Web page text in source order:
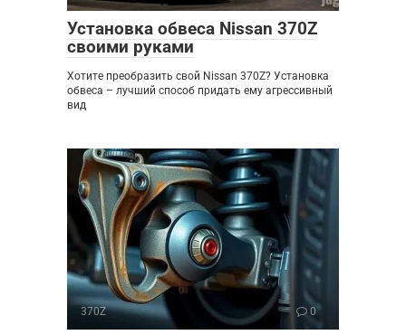
Установка обвеса Nissan 370Z
своими руками
Хотите преобразить свой Nissan 370Z? Установка
обвеса – лучший способ придать ему агрессивный
вид
370Z 0